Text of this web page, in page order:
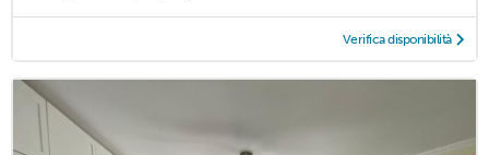
Verifica disponibilità